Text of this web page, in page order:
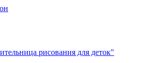
рисования для деток"